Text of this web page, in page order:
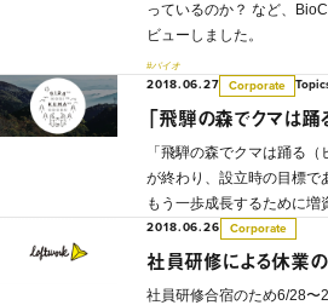
っているのか？ など、
ビューしました。
#バイオ
2018.06.27 Corporate
「飛騨の森でクマは踊
「飛騨の森でクマは踊る
が終わり、設立時の目標で
もう一歩成長するために増
2018.06.26 Corporate
社員研修による休業の
社員研修合宿のため6/28〜